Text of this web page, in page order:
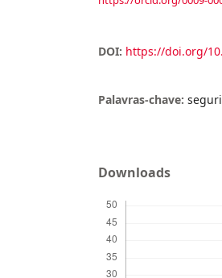
DOI: https://doi.org/
Palavras-chave:
Downloads